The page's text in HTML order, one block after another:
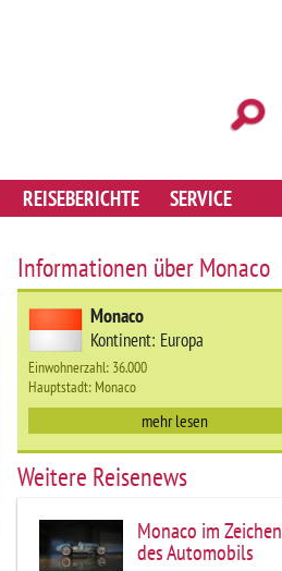
REISEBERICHTE SERVICE
Informationen über Monaco
Monaco
Kontinent: Europa
Einwohnerzahl: 36.000
Hauptstadt: Monaco
mehr lesen
Weitere Reisenews
Monaco im Zeichen
des Automobils